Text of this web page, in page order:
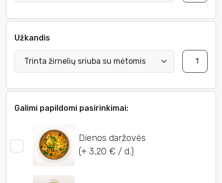
Užkandis
Galimi papildomi pasirinkimai:
Dienos daržovės
(+ 3,20 € / d.)